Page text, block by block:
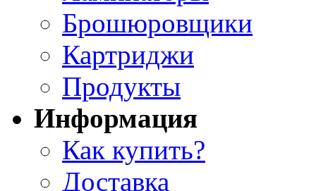
Брошюровщики
Картриджи
Продукты
Информация
Как купить?
Доставка